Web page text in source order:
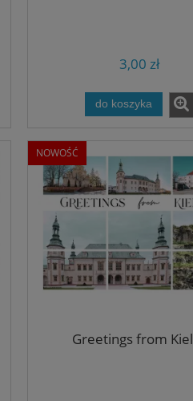
3,00 zł
do koszyka
Greetings from
NOWOŚĆ